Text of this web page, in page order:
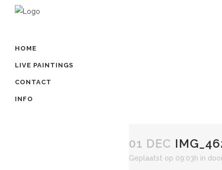
HOME
LIVE PAINTINGS
CONTACT
INFO
01 DEC
Geplaatst op 09:03h in